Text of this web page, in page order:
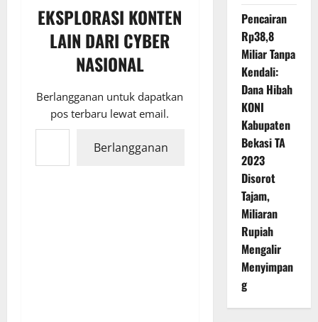
EKSPLORASI KONTEN
LAIN DARI CYBER
NASIONAL
Berlangganan untuk dapatkan
pos terbaru lewat email.
Ketikkan email Anda...
Berlangganan
Pencairan
Rp38,8
Miliar Tanpa
Kendali:
Dana Hibah
KONI
Kabupaten
Bekasi TA
2023
Disorot
Tajam,
Miliaran
Rupiah
Mengalir
Menyimpan
g